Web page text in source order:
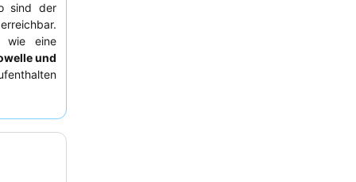
sind der
wie eine
und
die